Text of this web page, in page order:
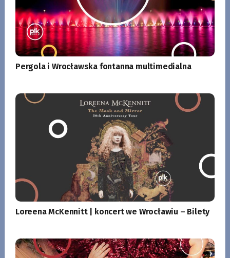
Pergola i Wrocławska fontanna multimedialna
Loreena McKennitt | koncert we Wrocławiu – Bilety